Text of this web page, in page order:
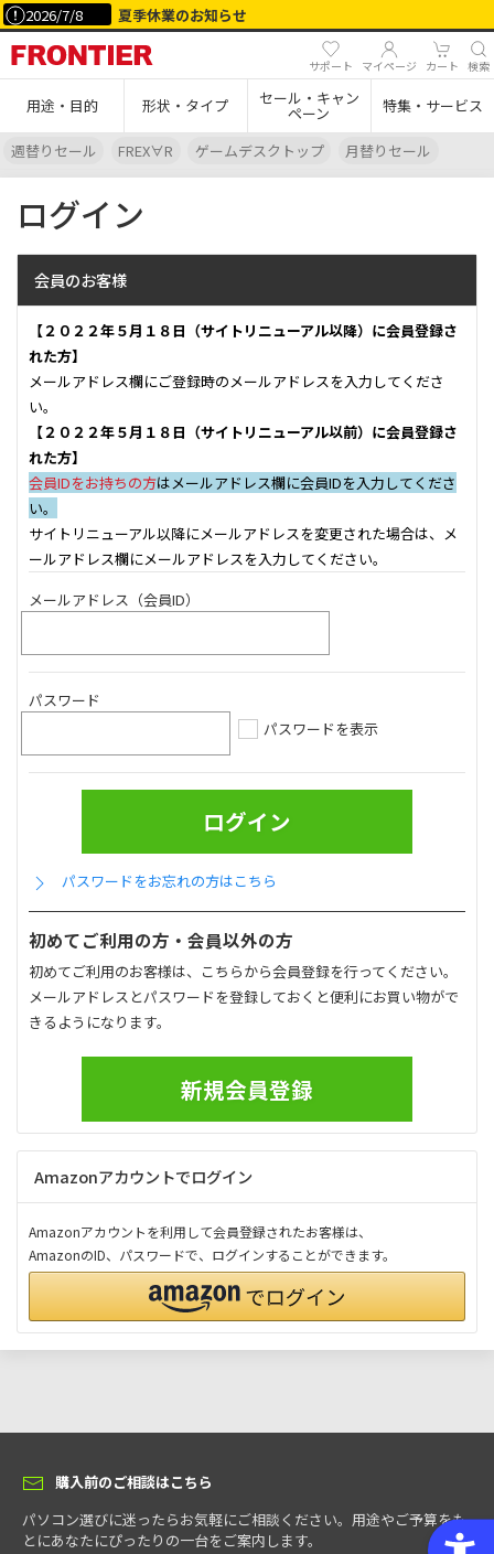
2026/7/8 夏季休業のお知らせ
サポート マイページ カート 検索
用途・目的 形状・タイプ セール・キャン
ペーン 特集・サービス
週替りセール FREX∀R ゲームデスクトップ 月替りセール
ログイン
会員のお客様
【２０２２年５月１８日（サイトリニューアル以降）に会員登録さ
れた方】
メールアドレス欄にご登録時のメールアドレスを入力してくださ
い。
【２０２２年５月１８日（サイトリニューアル以前）に会員登録さ
れた方】
会員IDをお持ちの方はメールアドレス欄に会員IDを入力してくださ
い。
サイトリニューアル以降にメールアドレスを変更された場合は、メ
ールアドレス欄にメールアドレスを入力してください。
メールアドレス（会員ID）
パスワード
パスワードを表示
パスワードをお忘れの方はこちら
初めてご利用の方・会員以外の方
初めてご利用のお客様は、こちらから会員登録を行ってください。
メールアドレスとパスワードを登録しておくと便利にお買い物がで
きるようになります。
新規会員登録
Amazonアカウントでログイン
Amazonアカウントを利用して会員登録されたお客様は、
AmazonのID、パスワードで、ログインすることができます。
購入前のご相談はこちら
パソコン選びに迷ったらお気軽にご相談ください。用途やご予算をも
とにあなたにぴったりの一台をご案内します。